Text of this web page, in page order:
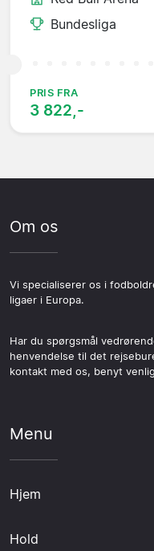
Bundesliga
PRIS FRA
3 822,-
Om os
Vi specialiserer os i
ligaer i Europa.
Har du spørgsmål
henvendelse til det
kontakt med os, benyt
Menu
Hjem
Hold